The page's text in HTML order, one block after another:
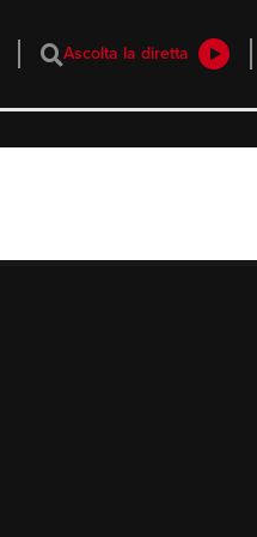
Ascolta la diretta